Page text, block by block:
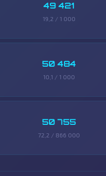
49 421
19,2 / 1 000
50 484
10,1 / 1 000
50 755
72,2 / 866 000